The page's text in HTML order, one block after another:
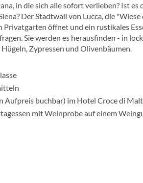
in die sich alle sofort verlieben? Ist es
Der Stadtwall von Lucca, die
Privatgarten öffnet und ein rustikales
Sie werden es herausfinden - in
Zypressen und Olivenbäumen.
Aufpreis buchbar) im Hotel Croce di
mit Weinprobe auf einem